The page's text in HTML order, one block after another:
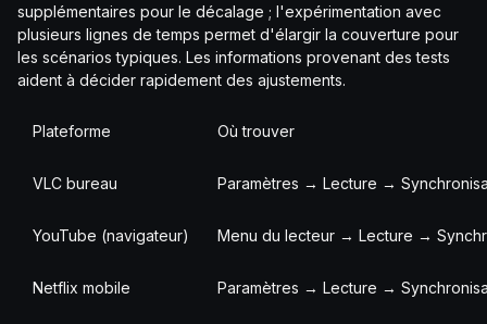
supplémentaires pour le décalage ; l'expérimentation avec
plusieurs lignes de temps permet d'élargir la couverture pour
les scénarios typiques. Les informations provenant des tests
aident à décider rapidement des ajustements.
Plateforme Où trouver
VLC bureau Paramètres → Lecture →
YouTube (navigateur) Menu du lecteur → Lecture →
Netflix mobile Paramètres → Lecture →